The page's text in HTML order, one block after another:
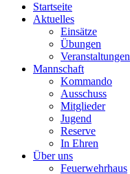
Startseite
Aktuelles
Einsätze
Übungen
Veranstaltungen
Mannschaft
Kommando
Ausschuss
Mitglieder
Jugend
Reserve
In Ehren
Über uns
Feuerwehrhaus